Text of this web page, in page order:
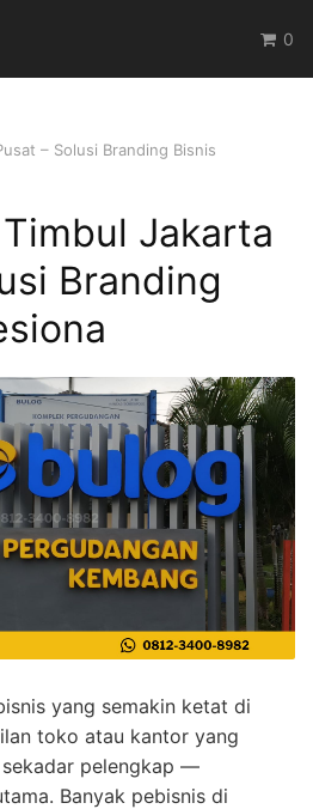
0
– Solusi Branding Bisnis
Jakarta
Branding
yang semakin ketat di
toko atau kantor yang
pelengkap —
Banyak pebisnis di